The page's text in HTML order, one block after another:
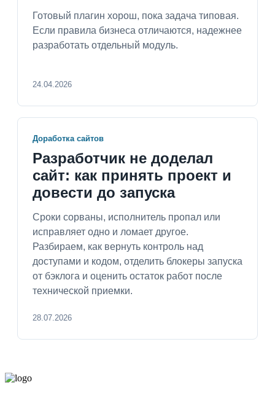
Готовый плагин хорош, пока задача типовая.
Если правила бизнеса отличаются, надежнее
разработать отдельный модуль.
24.04.2026
Доработка сайтов
Разработчик не доделал
сайт: как принять проект и
довести до запуска
Сроки сорваны, исполнитель пропал или
исправляет одно и ломает другое.
Разбираем, как вернуть контроль над
доступами и кодом, отделить блокеры запуска
от бэклога и оценить остаток работ после
технической приемки.
28.07.2026